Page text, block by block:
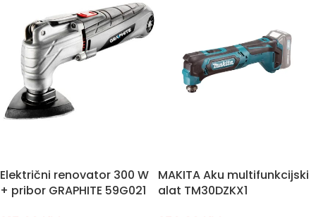
Električni renovator 300 W
+ pribor GRAPHITE 59G021
MAKITA Aku multifunkcijski
alat TM30DZKX1